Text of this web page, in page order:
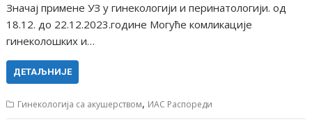
Значај примене УЗ у гинекологији и перинатологији. од
18.12. до 22.12.2023.године Могуће комликације
гинеколошких и…
ДЕТАЉНИЈЕ
Гинекологија са акушерством, ИАС Распореди